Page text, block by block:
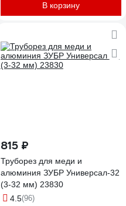
В корзину
815 ₽
Труборез для меди и
алюминия ЗУБР Универсал-32
(3-32 мм) 23830
4.5(96)